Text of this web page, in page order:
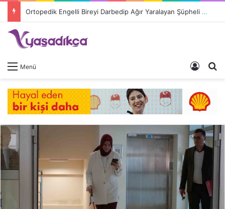
Ortopedik Engelli Bireyi Darbedip Ağır Yaralayan Şüpheli Tutuklandı
Menü Giriş